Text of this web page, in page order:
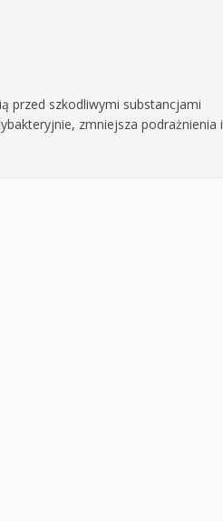
przed szkodliwymi substancjami
zmniejsza podrażnienia i